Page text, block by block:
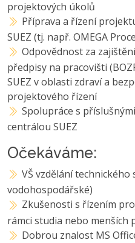
projektových úkolů
Příprava a řízení
SUEZ (tj. např. OMEGA
Odpovědnost za
předpisy na pracovišti
SUEZ v oblasti zdraví a
projektového řízení
Spolupráce s
centrálou SUEZ
Očekáváme:
VŠ vzdělání
vodohospodářské)
Zkušenosti s řízením
rámci studia nebo menších
Dobrou znalost MS